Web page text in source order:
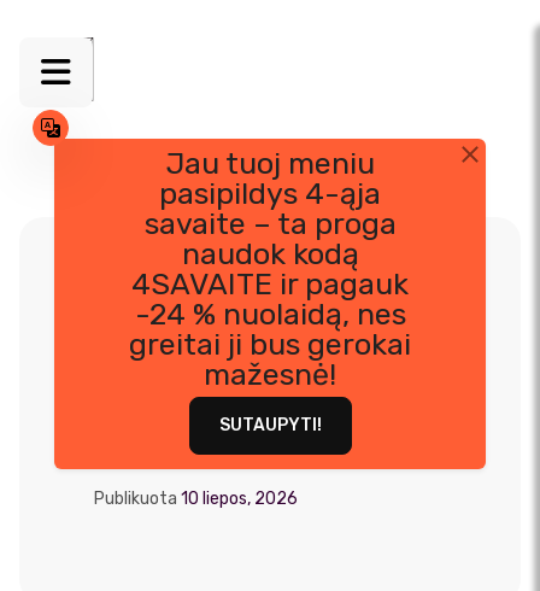
Jau tuoj meniu
pasipildys 4-ąja
savaite – ta proga
naudok kodą
4SAVAITE ir pagauk
-24 % nuolaidą, nes
greitai ji bus gerokai
mažesnė!
SUTAUPYTI!
Kokiu intervalu
kartojasi jūsų
meniu?
Publikuota10 liepos, 2026